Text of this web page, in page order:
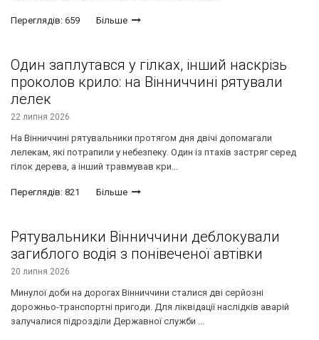
Переглядів: 659 Більше
Один заплутався у гілках, інший наскрізь
проколов крило: на Вінниччині рятували
лелек
22 липня 2026
На Вінниччині рятувальники протягом дня двічі допомагали
лелекам, які потрапили у небезпеку. Один із птахів застряг серед
гілок дерева, а інший травмував кри...
Переглядів: 821 Більше
Рятувальники Вінниччини деблокували
загиблого водія з понівеченої автівки
20 липня 2026
Минулої доби на дорогах Вінниччини сталися дві серйозні
дорожньо-транспортні пригоди. Для ліквідації наслідків аварій
залучалися підрозділи Державної служби ...